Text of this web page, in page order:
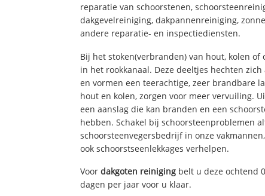
reparatie van schoorstenen,
dakgevelreiniging, dakpannenreiniging,
andere reparatie- en inspectiediensten.
Bij het stoken(verbranden) van hout, kolen
in het rookkanaal. Deze deeltjes hechten
en vormen een teerachtige, zeer brandbare
hout en kolen, zorgen voor meer vervuiling.
een aanslag die kan branden en een
hebben. Schakel bij schoorsteenproblemen
schoorsteenvegersbedrijf in onze
ook schoorstseenlekkages verhelpen.
Voordakgoten reiniging belt u deze ochtend
dagen per jaar voor u klaar.